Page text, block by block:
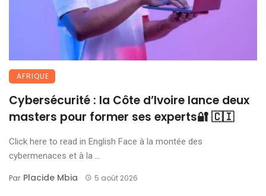
AFRIQUE
Cybersécurité : la Côte d’Ivoire lance deux
masters pour former ses experts🔐 🇨🇮
Click here to read in English Face à la montée des
cybermenaces et à la ...
Par Placide Mbia 5 août 2026